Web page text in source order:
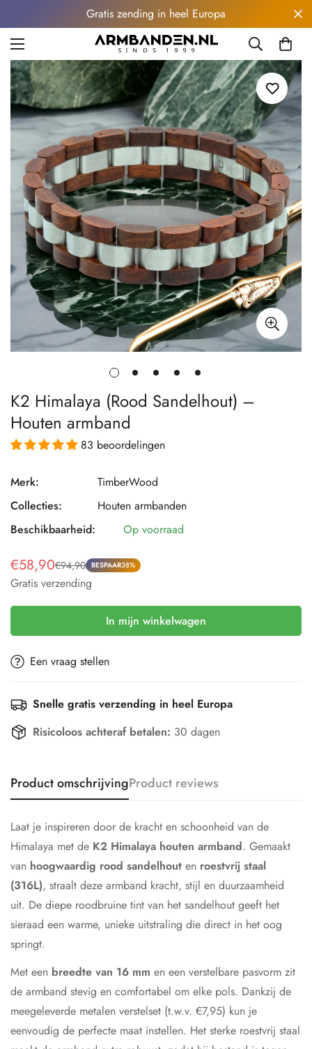
Gratis zending in heel Europa
K2 Himalaya (Rood Sandelhout) –
Houten armband
83 beoordelingen
Merk:
TimberWood
Collecties:
Houten armbanden
Beschikbaarheid:
Op voorraad
Verkoopprijs
€58,90
Normale
prijs
€94,90 BESPAAR38%
Gratis verzending
In mijn winkelwagen
Een vraag stellen
Snelle gratis verzending in heel Europa
Risicoloos achteraf betalen: 30 dagen
Product omschrijvingProduct reviews
Laat je inspireren door de kracht en schoonheid van de
Himalaya met de K2 Himalaya houten armband. Gemaakt
van hoogwaardig rood sandelhout en roestvrij staal
(316L), straalt deze armband kracht, stijl en duurzaamheid
uit. De diepe roodbruine tint van het sandelhout geeft het
sieraad een warme, unieke uitstraling die direct in het oog
springt.
Met een breedte van 16 mm en een verstelbare pasvorm zit
de armband stevig en comfortabel om elke pols. Dankzij de
meegeleverde metalen verstelset (t.w.v. €7,95) kun je
eenvoudig de perfecte maat instellen. Het sterke roestvrij staal